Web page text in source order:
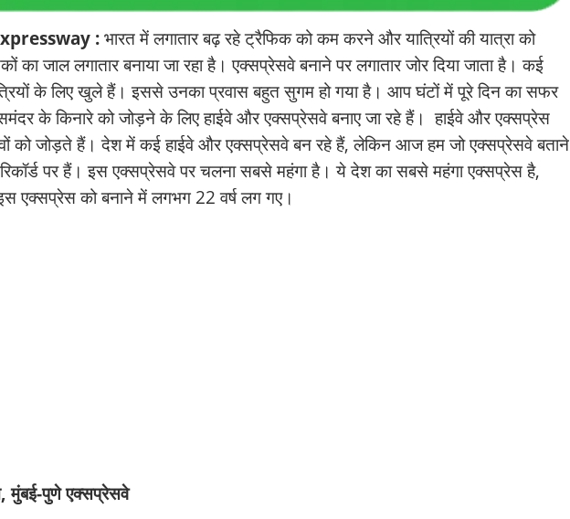
:भारत में लगातार बढ़ रहे ट्रैफिक को कम करने और यात्रियों की यात्रा को
जाल लगातार बनाया जा रहा है। एक्सप्रेसवे बनाने पर लगातार जोर दिया जाता है। कई
के लिए खुले हैं। इससे उनका प्रवास बहुत सुगम हो गया है। आप घंटों में पूरे दिन का सफर
के किनारे को जोड़ने के लिए हाईवे और एक्सप्रेसवे बनाए जा रहे हैं। हाईवे और एक्सप्रेस
को जोड़ते हैं। देश में कई हाईवे और एक्सप्रेसवे बन रहे हैं, लेकिन आज हम जो एक्सप्रेसवे बताने
पर हैं। इस एक्सप्रेसवे पर चलना सबसे महंगा है। ये देश का सबसे महंगा एक्सप्रेस है,
एक्सप्रेस को बनाने में लगभग 22 वर्ष लग गए।
मुंबई-पुणे एक्सप्रेसवे